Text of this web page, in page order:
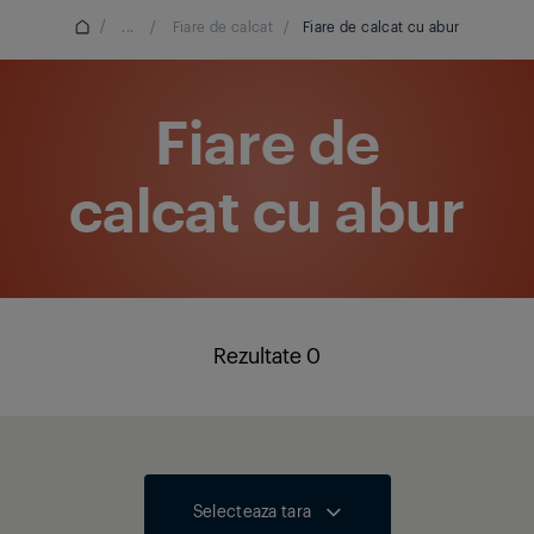
/ ... / Fiare de calcat / Fiare de calcat cu abur
Fiare de
calcat cu abur
Rezultate 0
Selecteaza tara